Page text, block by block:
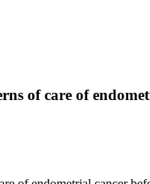
of care of